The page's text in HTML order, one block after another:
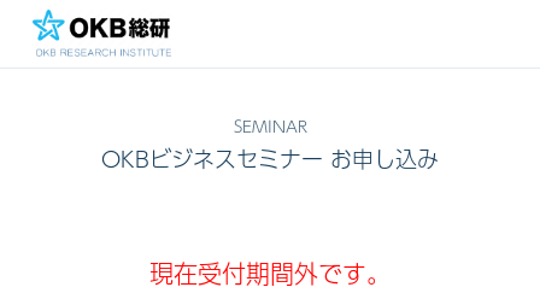
OKBビジネスセミナー お申し込み
現在受付期間外です。